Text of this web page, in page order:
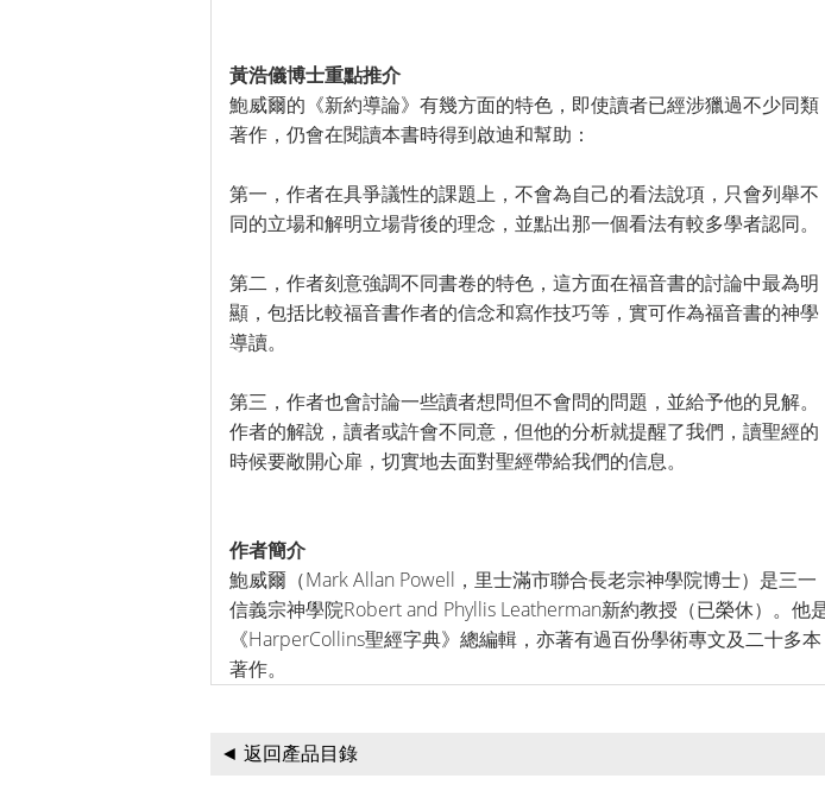
黃浩儀博士重點推介
鮑威爾的《新約導論》有幾方面的特色，即使讀者已經涉獵過不少同類
著作，仍會在閱讀本書時得到啟迪和幫助：
第一，作者在具爭議性的課題上，不會為自己的看法說項，只會列舉不
同的立場和解明立場背後的理念，並點出那一個看法有較多學者認同。
第二，作者刻意強調不同書卷的特色，這方面在福音書的討論中最為明
顯，包括比較福音書作者的信念和寫作技巧等，實可作為福音書的神學
導讀。
第三，作者也會討論一些讀者想問但不會問的問題，並給予他的見解。
作者的解說，讀者或許會不同意，但他的分析就提醒了我們，讀聖經的
時候要敞開心扉，切實地去面對聖經帶給我們的信息。
作者簡介
鮑威爾（Mark Allan Powell，里士滿市聯合長老宗神學院博士）是三一
信義宗神學院Robert and Phyllis Leatherman新約教授（已榮休）。他
《HarperCollins聖經字典》總編輯，亦著有過百份學術專文及二十多本
著作。
◄ 返回產品目錄